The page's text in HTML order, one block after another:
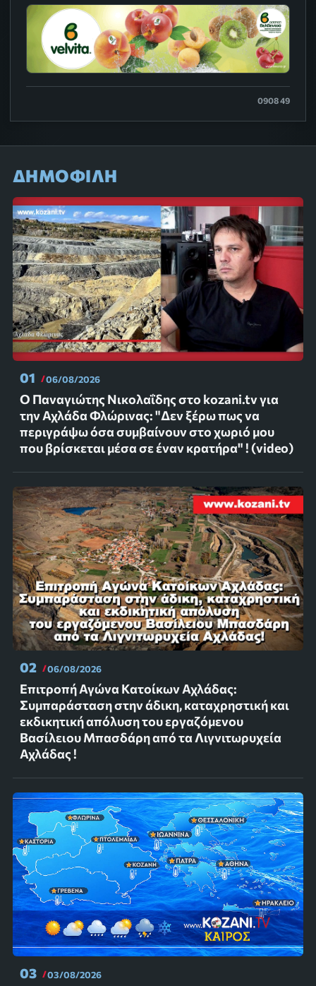
0908 49
ΔΗΜΟΦΙΛΗ
01 06/08/2026
Ο Παναγιώτης Νικολαΐδης στο kozani.tv για
την Αχλάδα Φλώρινας: "Δεν ξέρω πως να
περιγράψω όσα συμβαίνουν στο χωριό μου
που βρίσκεται μέσα σε έναν κρατήρα" ! (video)
02 06/08/2026
Επιτροπή Αγώνα Κατοίκων Αχλάδας:
Συμπαράσταση στην άδικη, καταχρηστική και
εκδικητική απόλυση του εργαζόμενου
Βασίλειου Μπασδάρη από τα Λιγνιτωρυχεία
Αχλάδας !
03 03/08/2026